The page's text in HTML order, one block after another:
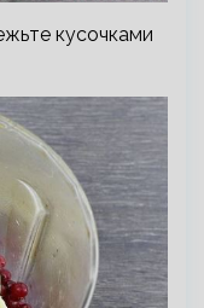
кусочками